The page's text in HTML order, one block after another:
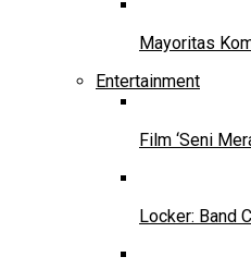
Mayoritas
Entertainment
Film ‘Seni
Locker: Band